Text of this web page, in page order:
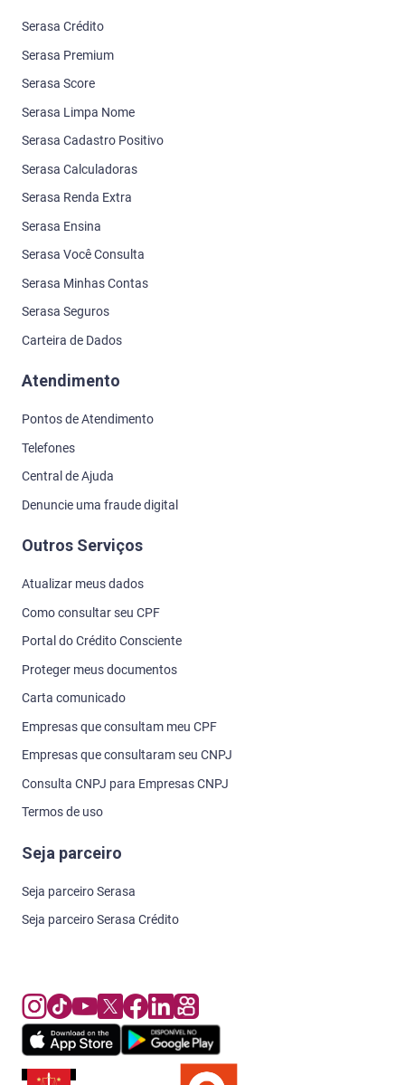
Serasa Crédito
Serasa Premium
Serasa Score
Serasa Limpa Nome
Serasa Cadastro Positivo
Serasa Calculadoras
Serasa Renda Extra
Serasa Ensina
Serasa Você Consulta
Serasa Minhas Contas
Serasa Seguros
Carteira de Dados
Atendimento
Pontos de Atendimento
Telefones
Central de Ajuda
Denuncie uma fraude digital
Outros Serviços
Atualizar meus dados
Como consultar seu CPF
Portal do Crédito Consciente
Proteger meus documentos
Carta comunicado
Empresas que consultam meu CPF
Empresas que consultaram seu CNPJ
Consulta CNPJ para Empresas CNPJ
Termos de uso
Seja parceiro
Seja parceiro Serasa
Seja parceiro Serasa Crédito